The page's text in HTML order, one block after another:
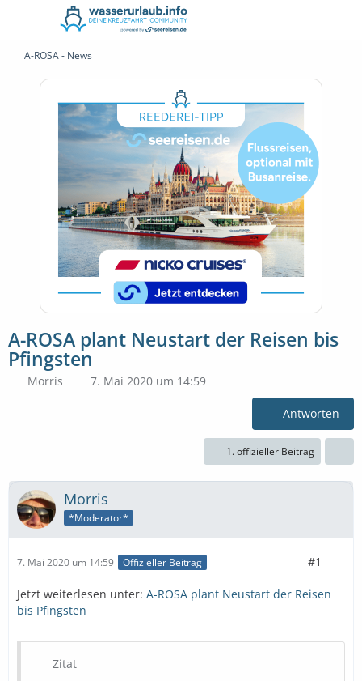
A-ROSA - News
A-ROSA plant Neustart der Reisen bis
Pfingsten
Morris 7. Mai 2020 um 14:59
Antworten
1. offizieller Beitrag
Morris
*Moderator*
7. Mai 2020 um 14:59 Offizieller Beitrag #1
Jetzt weiterlesen unter: A-ROSA plant Neustart der Reisen
bis Pfingsten
Zitat